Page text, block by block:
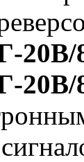
20В/
20В/